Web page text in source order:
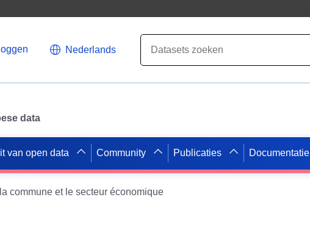
Nederlands
data
van open data Community Publicaties Documentatie
commune et le secteur économique